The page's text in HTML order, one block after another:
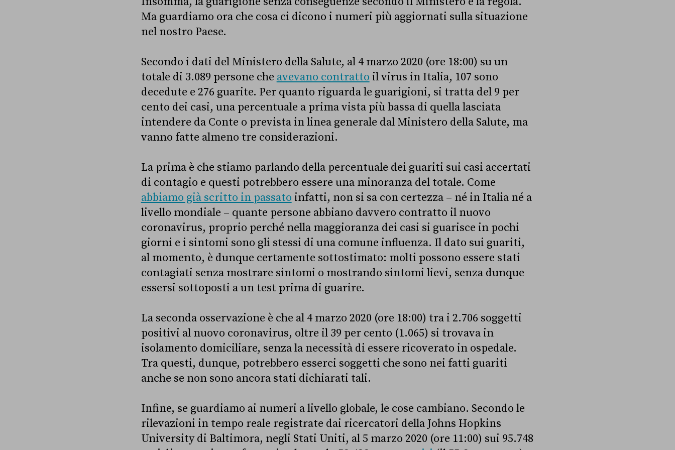
Ma guardiamo ora che cosa ci dicono i numeri più aggiornati sulla situazione
nel nostro Paese.
Secondo i dati del Ministero della Salute, al 4 marzo 2020 (ore 18:00) su un
totale di 3.089 persone che avevano contratto il virus in Italia, 107 sono
decedute e 276 guarite. Per quanto riguarda le guarigioni, si tratta del 9 per
cento dei casi, una percentuale a prima vista più bassa di quella lasciata
intendere da Conte o prevista in linea generale dal Ministero della Salute, ma
vanno fatte almeno tre considerazioni.
La prima è che stiamo parlando della percentuale dei guariti sui casi accertati
di contagio e questi potrebbero essere una minoranza del totale. Come
abbiamo già scritto in passato infatti, non si sa con certezza – né in Italia né a
livello mondiale – quante persone abbiano davvero contratto il nuovo
coronavirus, proprio perché nella maggioranza dei casi si guarisce in pochi
giorni e i sintomi sono gli stessi di una comune influenza. Il dato sui guariti,
al momento, è dunque certamente sottostimato: molti possono essere stati
contagiati senza mostrare sintomi o mostrando sintomi lievi, senza dunque
essersi sottoposti a un test prima di guarire.
La seconda osservazione è che al 4 marzo 2020 (ore 18:00) tra i 2.706 soggetti
positivi al nuovo coronavirus, oltre il 39 per cento (1.065) si trovava in
isolamento domiciliare, senza la necessità di essere ricoverato in ospedale.
Tra questi, dunque, potrebbero esserci soggetti che sono nei fatti guariti
anche se non sono ancora stati dichiarati tali.
Infine, se guardiamo ai numeri a livello globale, le cose cambiano. Secondo le
rilevazioni in tempo reale registrate dai ricercatori della Johns Hopkins
University di Baltimora, negli Stati Uniti, al 5 marzo 2020 (ore 11:00) sui 95.748